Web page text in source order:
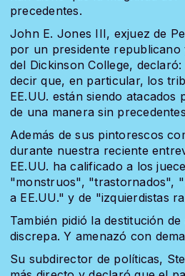
precedentes.
John E. Jones III, exjuez de
por un presidente republicano
del Dickinson College,
decir que, en particular, los
EE.UU. están siendo atacados
de una manera sin
Además de sus pintorescos
durante nuestra reciente
EE.UU. ha calificado a los
"monstruos", "trastornados",
a EE.UU." y de "izquierdistas
También pidió la destitución
discrepa. Y amenazó con
Su subdirector de políticas,